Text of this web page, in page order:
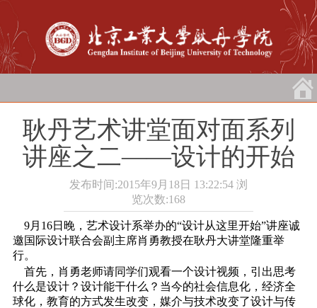
耿丹艺术讲堂面对面系列
讲座之二――设计的开始
发布时间:2015年9月18日 13:22:54 浏
览次数:168
9月16日晚，艺术设计系举办的“设计从这里开始”讲座诚
邀国际设计联合会副主席肖勇教授在耿丹大讲堂隆重举
行。
首先，肖勇老师请同学们观看一个设计视频，引出思考
什么是设计？设计能干什么？当今的社会信息化，经济全
球化，教育的方式发生改变，媒介与技术改变了设计与传